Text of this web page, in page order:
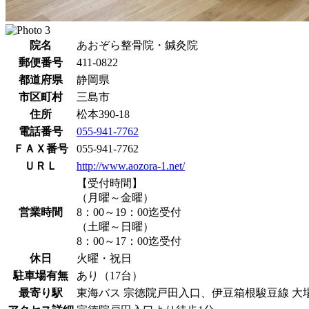
院名
あおぞら整骨院・鍼灸院
郵便番号
411-0822
都道府県
静岡県
市区町村
三島市
住所
松本390-18
電話番号
055-941-7762
ＦＡＸ番号
055-941-7762
ＵＲＬ
http://www.aozora-1.net/
営業時間
【受付時間】
（月曜～金曜）
8：00～19：00迄受付
（土曜～日曜）
8：00～17：00迄受付
休日
火曜・祝日
駐車場有無
あり（17台）
最寄り駅
東海バス 宗徳院戸田入口、伊豆箱根駿豆線 大